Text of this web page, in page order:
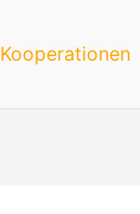
Kooperationen